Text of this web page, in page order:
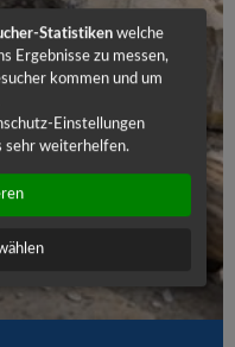
Statistiken welche
Ergebnisse zu messen,
kommen und um
Einstellungen
sehr weiterhelfen.